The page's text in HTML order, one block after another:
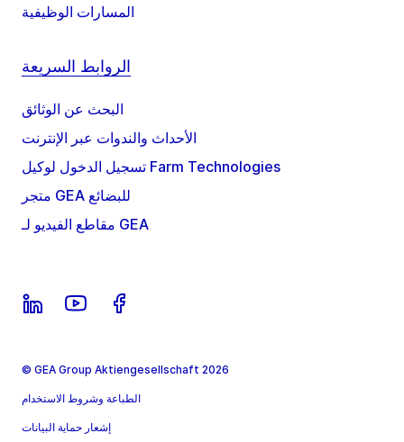
المسارات الوظيفية
الروابط السريعة
البحث عن الوثائق
الأحداث والندوات عبر الإنترنت
تسجيل الدخول لوكيل Farm Technologies
متجر GEA للبضائع
مقاطع الفيديو لـ GEA
© GEA Group Aktiengesellschaft 2026
الطباعة وشروط الاستخدام
إشعار حماية البيانات